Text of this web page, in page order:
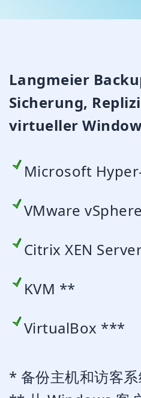
Langmeier
Sicherung,
virtueller
Microsoft
VMware
Citrix XEN
KVM **
VirtualBox ***
* 备份主机和访客